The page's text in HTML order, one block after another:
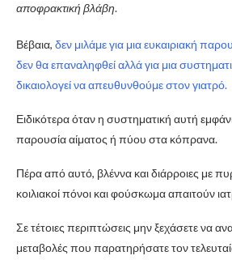
αποφρακτική βλάβη.
Βέβαια, δεν μιλάμε για μια ευκαιριακή
δεν θα επαναληφθεί αλλά για μια
δικαιολογεί να απευθυνθούμε στον γιατρό.
Ειδικότερα όταν η συστηματική αυτή
παρουσία αίματος ή πύου στα κόπρανα.
Πέρα από αυτό, βλέννα και διάρροιες με
κοιλιακοί πόνοι και φούσκωμα απαιτούν
Σε τέτοιες περιπτώσεις μην ξεχάσετε να
μεταβολές που παρατηρήσατε τον